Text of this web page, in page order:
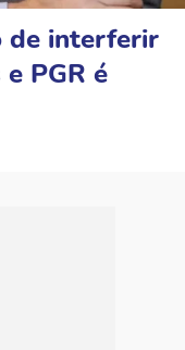
de interferir
PGR é